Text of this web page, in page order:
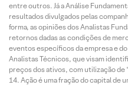
entre outros. Já a Análise
resultados divulgados pelas
forma, as opiniões dos Analistas
retornos dadas as condições de
eventos específicos da empresa e
Analistas Técnicos, que visam
preços dos ativos, com utilização de
Ação é uma fração do capital de